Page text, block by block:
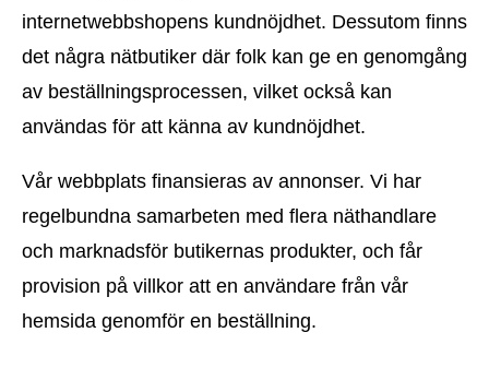
internetwebbshopens kundnöjdhet. Dessutom finns
det några nätbutiker där folk kan ge en genomgång
av beställningsprocessen, vilket också kan
användas för att känna av kundnöjdhet.
Vår webbplats finansieras av annonser. Vi har
regelbundna samarbeten med flera näthandlare
och marknadsför butikernas produkter, och får
provision på villkor att en användare från vår
hemsida genomför en beställning.